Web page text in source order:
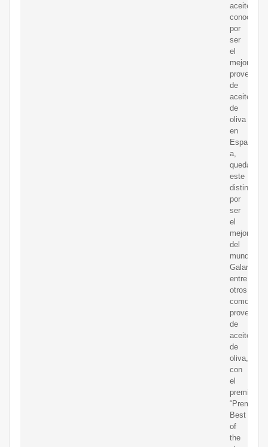
aceite
conocida
por
ser
el
mejor
proveedor
de
aceite
de
oliva
en
Espa?
a,
quedando
este
distinguido
por
ser
el
mejor
del
mundo.
entre
otros
como
de
aceite
de
oliva,
con
el
premio
“Premier
Best
of
the